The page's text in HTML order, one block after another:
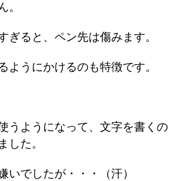
。
ぎると、ペン先は傷みます。
ようにかけるのも特徴です。
うようになって、文字を書くの
した。
いでしたが・・・（汗）